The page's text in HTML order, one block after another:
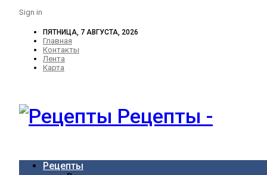
Sign in
ПЯТНИЦА, 7 АВГУСТА, 2026
Главная
Контакты
Лента
Карта
Рецепты -
Рецепты